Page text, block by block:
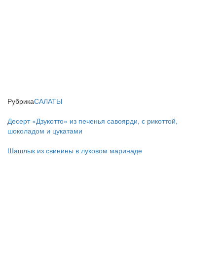
РубрикаСАЛАТЫ
Десерт «Дзукотто» из печенья савоярди, с рикоттой,
шоколадом и цукатами
Шашлык из свинины в луковом маринаде